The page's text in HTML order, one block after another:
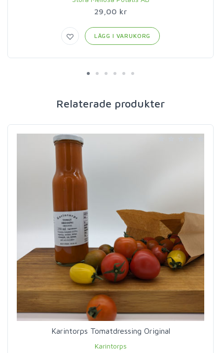
29,00 kr
LÄGG I VARUKORG
Relaterade produkter
Karintorps Tomatdressing Original
Karintorps